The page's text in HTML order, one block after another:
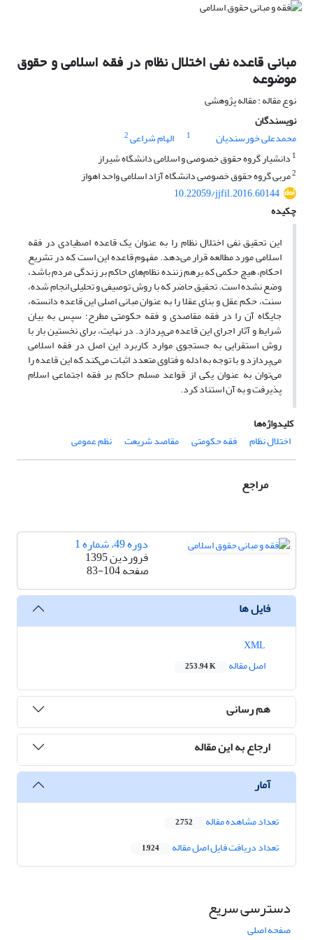
مبانی قاعده نفی اختلال نظام در فقه اسلامی و حقوق
موضوعه
نوع مقاله : مقاله پژوهشی
نویسندگان
محمدعلی خورسندیان
1 الهام شراعی2
1 دانشیار گروه حقوق خصوصی و اسلامی دانشگاه شیراز
2مربی گروه حقوق خصوصی دانشگاه آزاد اسلامی واحد اهواز
10.22059/jjfil.2016.60144
چکیده
این تحقیق نفی اختلال نظام را به عنوان یک قاعده اصطیادی در فقه
اسلامی مورد مطالعه قرار می‌دهد. مفهوم قاعده این است که در تشریع
احکام، هیچ حکمی که برهم زننده‌ نظام‌های حاکم بر زندگی مردم باشد،
وضع نشده است. تحقیق حاضر که با روش توصیفی و تحلیلی انجام شده،
سنت، حکم عقل و بنای عقلا را به عنوان مبانی اصلی این قاعده دانسته،
جایگاه آن را در فقه مقاصدی و فقه حکومتی مطرح؛ سپس به بیان
شرایط و آثار اجرای این قاعده می‌پردازد. در نهایت، برای نخستین بار با
روش استقرایی به جستجوی موارد کاربرد این اصل در فقه اسلامی
می‌پردازد و با توجه به ادله و فتاوی متعدد اثبات می‌کند که این قاعده را
می‌توان به عنوان یکی از قواعد مسلم حاکم بر فقه اجتماعی اسلام
پذیرفت و به آن استناد کرد.
کلیدواژه‌ها
اختلال نظام
فقه حکومتی مقاصد شریعت نظم عمومی
مراجع
دوره 49، شماره 1
فروردین 1395
صفحه83-104
فایل ها
اصل مقاله
253.94 K
هم رسانی
ارجاع به این مقاله
آمار
تعداد مشاهده مقاله 2,752
تعداد دریافت فایل اصل مقاله 1,924
دسترسی سریع
صفحه اصلی